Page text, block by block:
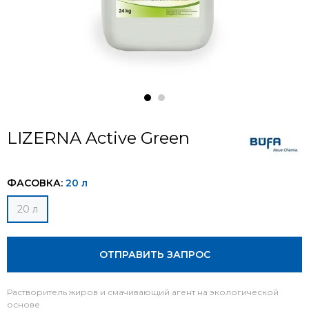
LIZERNA Active Green
ФАСОВКА: 20 л
20 л
ОТПРАВИТЬ ЗАПРОС
Растворитель жиров и смачивающий агент на экологической
основе